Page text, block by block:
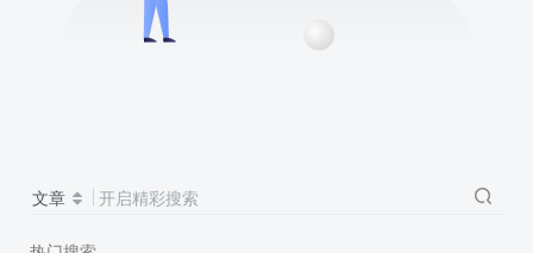
文章 开启精彩搜索